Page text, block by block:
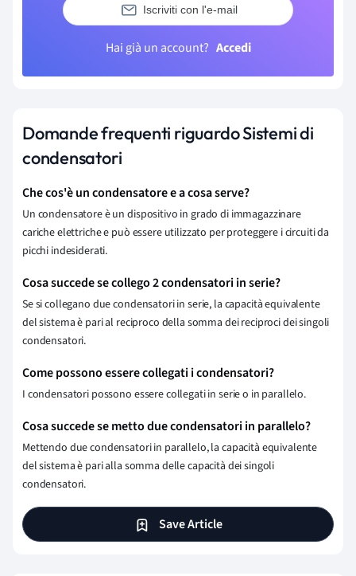
Iscriviti con l'e-mail
Hai già un account? Accedi
Domande frequenti riguardo Sistemi di
condensatori
Che cos'è un condensatore e a cosa serve?
Un condensatore è un dispositivo in grado di immagazzinare
cariche elettriche e può essere utilizzato per proteggere i circuiti da
picchi indesiderati.
Cosa succede se collego 2 condensatori in serie?
Se si collegano due condensatori in serie, la capacità equivalente
del sistema è pari al reciproco della somma dei reciproci dei singoli
condensatori.
Come possono essere collegati i condensatori?
I condensatori possono essere collegati in serie o in parallelo.
Cosa succede se metto due condensatori in parallelo?
Mettendo due condensatori in parallelo, la capacità equivalente
del sistema è pari alla somma delle capacità dei singoli
condensatori.
Save Article